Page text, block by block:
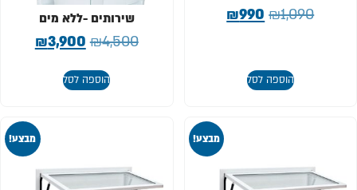
₪1,090
₪990
הוספה לסל
שירותים -ללא מים
₪4,500
₪3,900
הוספה לסל
מבצע! מבצע!